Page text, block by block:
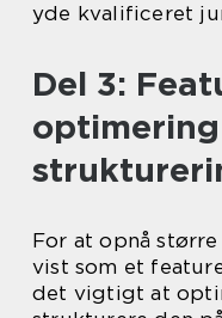
yde kvalificeret
Del 3:
For at opnå
vist som et
det vigtigt at